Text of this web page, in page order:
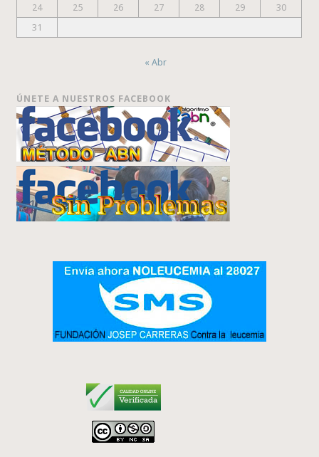
24
25 26 27 28 29
30
31
« Abr
ÚNETE A NUESTROS FACEBOOK